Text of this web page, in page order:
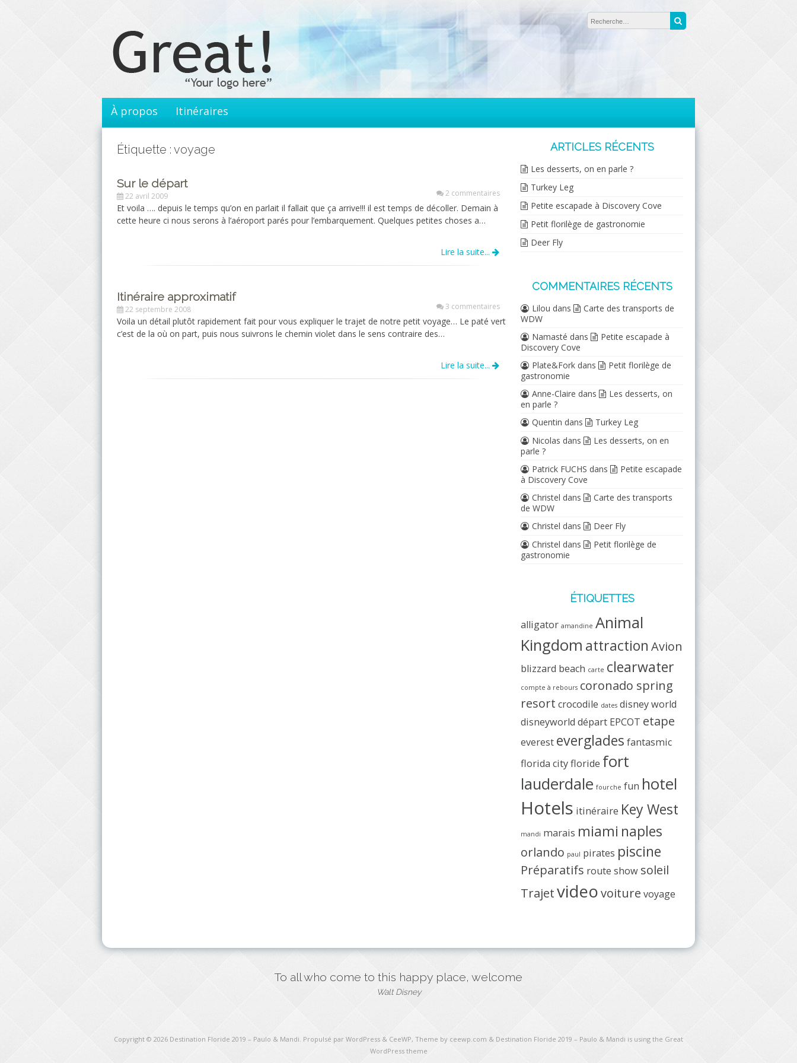
contenu
principal
À propos Itinéraires
Étiquette : voyage
Sur le départ
22 avril 2009 2 commentaires
Et voila …. depuis le temps qu’on en parlait il fallait que ça arrive!!! il est temps de décoller. Demain à
cette heure ci nous serons à l’aéroport parés pour l’embarquement. Quelques petites choses a…
Lire la suite...
Itinéraire approximatif
22 septembre 2008 3 commentaires
Voila un détail plutôt rapidement fait pour vous expliquer le trajet de notre petit voyage… Le paté vert
c’est de la où on part, puis nous suivrons le chemin violet dans le sens contraire des…
Lire la suite...
ARTICLES RÉCENTS
Les desserts, on en parle ?
Turkey Leg
Petite escapade à Discovery Cove
Petit florilège de gastronomie
Deer Fly
COMMENTAIRES RÉCENTS
Lilou dans
Carte des transports de
WDW
Namasté dans
Petite escapade à
Discovery Cove
Plate&Fork dans
Petit florilège de
gastronomie
Anne-Claire dans
Les desserts, on
en parle ?
Quentin dans
Turkey Leg
Nicolas dans
Les desserts, on en
parle ?
Patrick FUCHS dans
Petite escapade
à Discovery Cove
Christel dans
Carte des transports
de WDW
Christel dans
Deer Fly
Christel dans
Petit florilège de
gastronomie
ÉTIQUETTES
alligator amandine Animal
Kingdom attraction Avion
blizzard beach carte clearwater
compte à rebours coronado spring
resort crocodile dates disney world
disneyworld départ EPCOT etape
everest everglades fantasmic
florida cityfloride fort
lauderdale fourche fun hotel
Hotels itinéraire Key West
mandi marais miami naples
orlando paul pirates piscine
Préparatifs route show soleil
Trajetvideovoiture voyage
To all who come to this happy place, welcome
Walt Disney
Copyright © 2026 Destination Floride 2019 – Paulo & Mandi. Propulsé par WordPress & CeeWP, Theme by ceewp.com & Destination Floride 2019 – Paulo & Mandi is using the Great
WordPress theme